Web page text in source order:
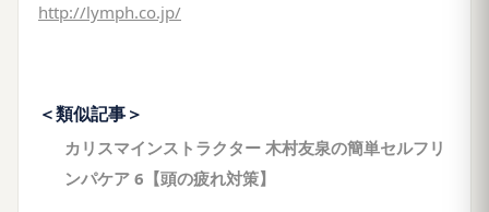
http://lymph.co.jp/
＜類似記事＞
カリスマインストラクター 木村友泉の簡単セルフリ
ンパケア 6【頭の疲れ対策】